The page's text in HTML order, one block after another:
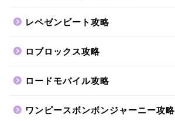
レペゼンビート攻略
ロブロックス攻略
ロードモバイル攻略
ワンピースボンボンジャーニー攻略